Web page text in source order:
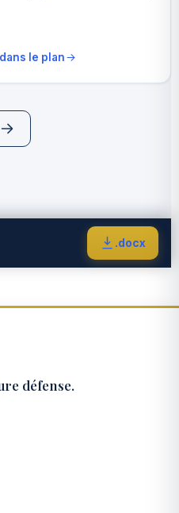
le plan
.docx
défense.